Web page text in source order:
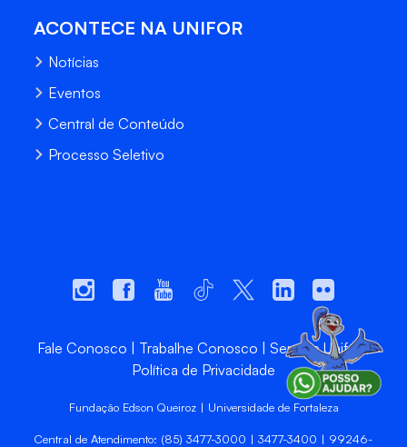
ACONTECE NA UNIFOR
Notícias
Eventos
Central de Conteúdo
Processo Seletivo
Fale Conosco Trabalhe Conosco
Sempre Unifor
Política de Privacidade
Fundação Edson Queiroz | Universidade de Fortaleza
Central de Atendimento: (85) 3477-3000 | 3477-3400 | 99246-